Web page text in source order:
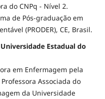
do CNPq - Nível 2.
de Pós-graduação em
(PRODER), CE, Brasil.
Estadual do
em Enfermagem pela
Associada do
da Universidade